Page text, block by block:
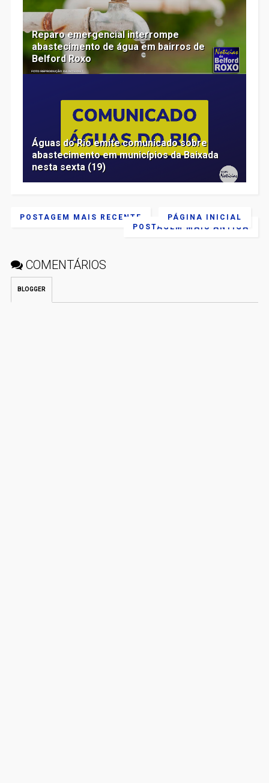
Reparo emergencial interrompe
abastecimento de água em bairros de
Belford Roxo
Águas do Rio emite comunicado sobre
abastecimento em municípios da Baixada
nesta sexta (19)
POSTAGEM MAIS RECENTE
POSTAGEM MAIS ANTIGA
PÁGINA INICIAL
COMENTÁRIOS
BLOGGER